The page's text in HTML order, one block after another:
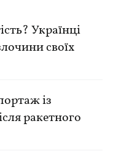
Українці
своїх
із
ракетного